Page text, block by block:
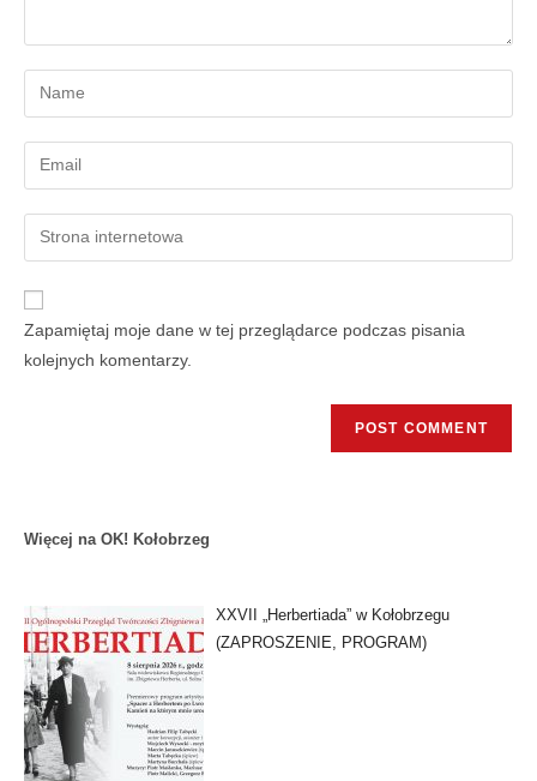
Zapamiętaj moje dane w tej przeglądarce podczas pisania
kolejnych komentarzy.
Więcej na OK! Kołobrzeg
XXVII „Herbertiada” w Kołobrzegu
(ZAPROSZENIE, PROGRAM)